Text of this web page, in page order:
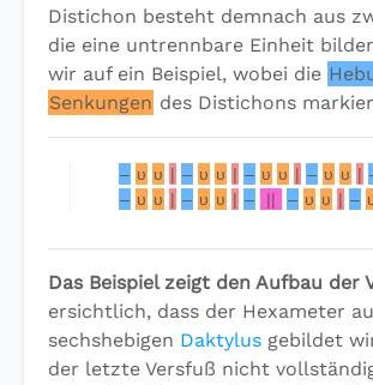
Distichon besteht demnach aus
die eine untrennbare Einheit
wir auf ein Beispiel, wobei die
Senkungen des Distichons
– υ υ | – υ υ | – υ υ | – υ υ |
– υ υ | – υ υ | – || – υ υ | –
Das Beispiel zeigt den Aufbau der
ersichtlich, dass der Hexameter
sechshebigen Daktylus gebildet
der letzte Versfuß nicht